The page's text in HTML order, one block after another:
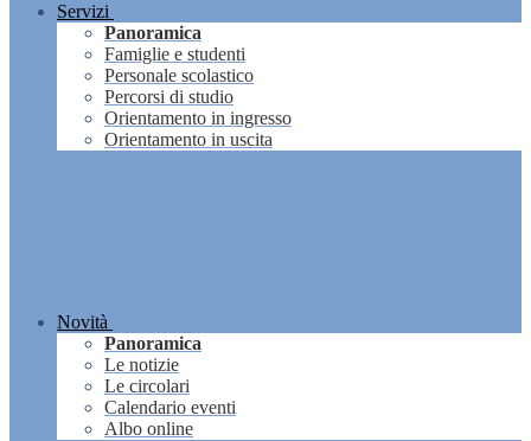
Servizi
Panoramica
Famiglie e studenti
Personale scolastico
Percorsi di studio
Orientamento in ingresso
Orientamento in uscita
Novità
Panoramica
Le notizie
Le circolari
Calendario eventi
Albo online